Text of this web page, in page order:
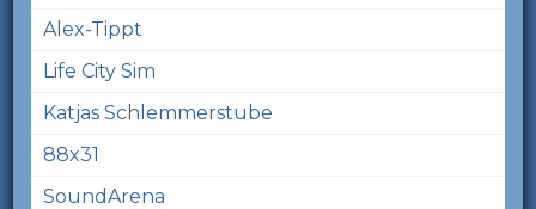
Alex-Tippt
Life City Sim
Katjas Schlemmerstube
88x31
SoundArena